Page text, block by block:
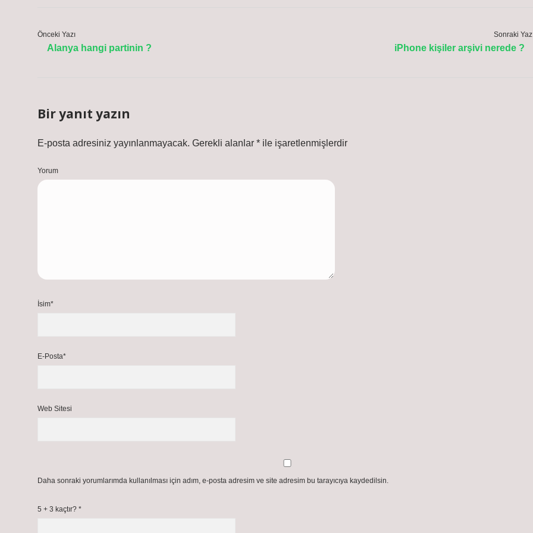
Önceki Yazı
Alanya hangi partinin ?
Sonraki
iPhone kişiler arşivi nerede ?
Bir yanıt yazın
E-posta adresiniz yayınlanmayacak. Gerekli alanlar * ile işaretlenmişlerdir
Yorum
İsim*
E-Posta*
Web Sitesi
Daha sonraki yorumlarımda kullanılması için adım, e-posta adresim ve site adresim bu tarayıcıya kaydedilsin.
5 + 3 kaçtır? *